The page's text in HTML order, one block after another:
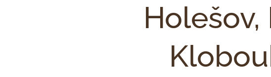
Holešov,